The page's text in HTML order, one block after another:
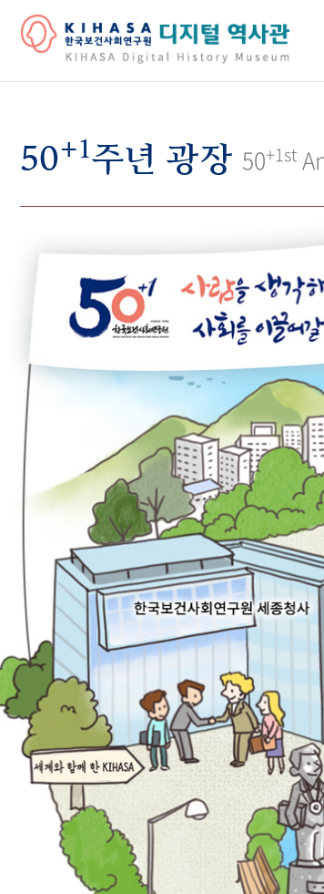
50+1주년 광장 50+1st